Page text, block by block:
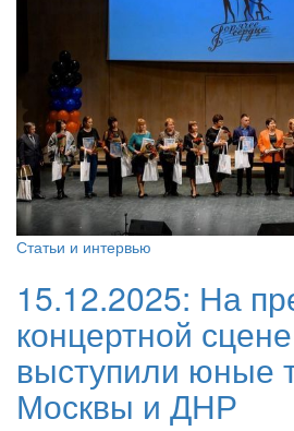
Статьи и интервью
15.12.2025: На
концертной
выступили юные
Москвы и ДНР